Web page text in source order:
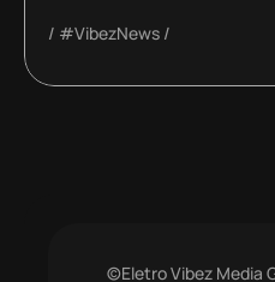
#VibezNews
©Eletro Vibez Media